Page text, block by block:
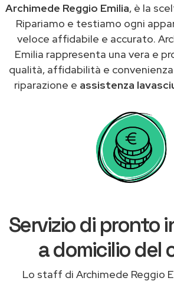
Archimede Reggio Emilia, è la
Ripariamo e testiamo ogni
veloce affidabile e accurato.
Emilia rappresenta una vera e
qualità, affidabilità e
riparazione e assistenza
Servizio di pronto
a domicilio del
Lo staff di Archimede Reggio